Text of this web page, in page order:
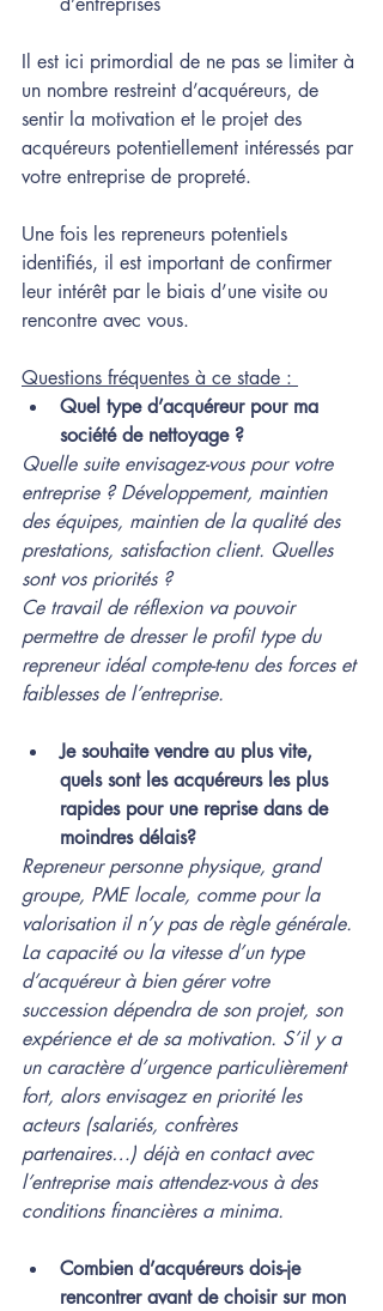
Il est ici primordial de ne pas se limiter à
un nombre restreint d’acquéreurs, de
sentir la motivation et le projet des
acquéreurs potentiellement intéressés par
votre entreprise de propreté.
Une fois les repreneurs potentiels
identifiés, il est important de confirmer
leur intérêt par le biais d’une visite ou
rencontre avec vous.
Questions fréquentes à ce stade :
Quel type d’acquéreur pour ma
société de nettoyage ?
Quelle suite envisagez-vous pour votre
entreprise ? Développement, maintien
des équipes, maintien de la qualité des
prestations, satisfaction client. Quelles
sont vos priorités ?
Ce travail de réflexion va pouvoir
permettre de dresser le profil type du
repreneur idéal compte-tenu des forces et
faiblesses de l’entreprise.
Je souhaite vendre au plus vite,
quels sont les acquéreurs les plus
rapides pour une reprise dans de
moindres délais?
Repreneur personne physique, grand
groupe, PME locale, comme pour la
valorisation il n’y pas de règle générale.
La capacité ou la vitesse d’un type
d’acquéreur à bien gérer votre
succession dépendra de son projet, son
expérience et de sa motivation. S’il y a
un caractère d’urgence particulièrement
fort, alors envisagez en priorité les
acteurs (salariés, confrères
partenaires…) déjà en contact avec
l’entreprise mais attendez-vous à des
conditions financières a minima.
Combien d’acquéreurs dois-je
rencontrer avant de choisir sur mon